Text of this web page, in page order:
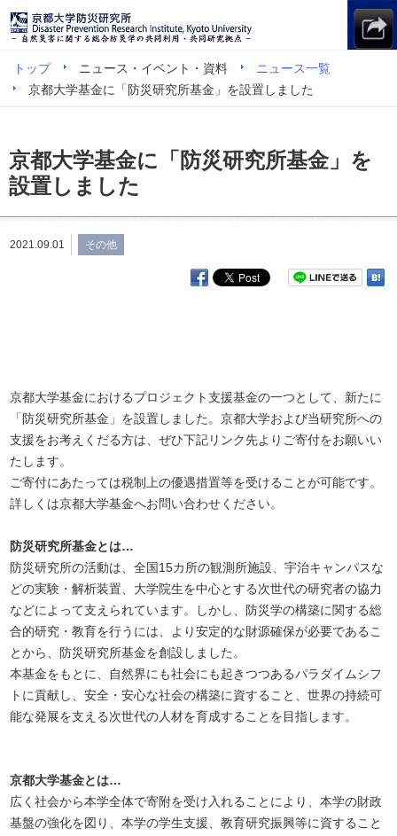
トップ ニュース・イベント・資料
ニュース一覧
京都大学基金に「防災研究所基金」を設置しました
京都大学基金に「防災研究所基金」を
設置しました
2021.09.01 その他
京都大学基金におけるプロジェクト支援基金の一つとして、新たに
「防災研究所基金」を設置しました。京都大学および当研究所への
支援をお考えくだる方は、ぜひ下記リンク先よりご寄付をお願いい
たします。
ご寄付にあたっては税制上の優遇措置等を受けることが可能です。
詳しくは京都大学基金へお問い合わせください。
防災研究所基金とは…
防災研究所の活動は、全国15カ所の観測所施設、宇治キャンパスな
どの実験・解析装置、大学院生を中心とする次世代の研究者の協力
などによって支えられています。しかし、防災学の構築に関する総
合的研究・教育を行うには、より安定的な財源確保が必要であるこ
とから、防災研究所基金を創設しました。
本基金をもとに、自然界にも社会にも起きつつあるパラダイムシフ
トに貢献し、安全・安心な社会の構築に資すること、世界の持続可
能な発展を支える次世代の人材を育成することを目指します。
京都大学基金とは…
広く社会から本学全体で寄附を受け入れることにより、本学の財政
基盤の強化を図り、本学の学生支援、教育研究振興等に資すること